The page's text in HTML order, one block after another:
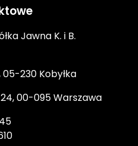
Jawna K. i B.
05-230 Kobyłka
00-095 Warszawa